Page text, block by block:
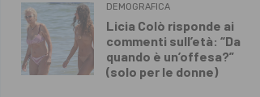
DEMOGRAFICA
Licia Colò risponde ai
commenti sull’età: “Da
quando è un’offesa?”
(solo per le donne)